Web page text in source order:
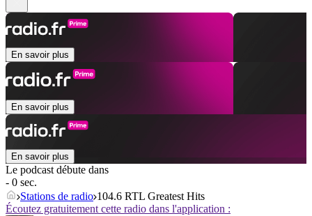
En savoir plus
En savoir plus
En savoir plus
Le podcast débute dans
- 0 sec.
Stations de radio 104.6 RTL Greatest Hits
Écoutez gratuitement cette radio dans l'application :